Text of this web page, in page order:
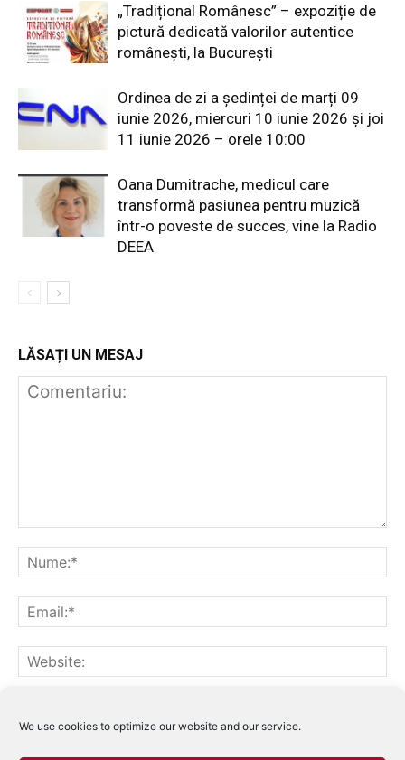
We use cookies to optimize our website and our service.
„Tradițional Românesc” – expoziție de
pictură dedicată valorilor autentice
românești, la București
Ordinea de zi a ședinței de marți 09
iunie 2026, miercuri 10 iunie 2026 și joi
11 iunie 2026 – orele 10:00
Oana Dumitrache, medicul care
transformă pasiunea pentru muzică
într-o poveste de succes, vine la Radio
DEEA
LĂSAȚI UN MESAJ
Notifică-mă prin email când sunt publicate articole noi.